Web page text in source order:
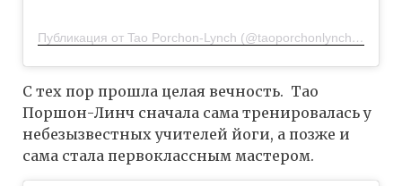
Публикация от Tao Porchon-Lynch (@taoporchonlynch100)
С тех пор прошла целая вечность. Тао
Поршон-Линч сначала сама тренировалась у
небезызвестных учителей йоги, а позже и
сама стала первоклассным мастером.